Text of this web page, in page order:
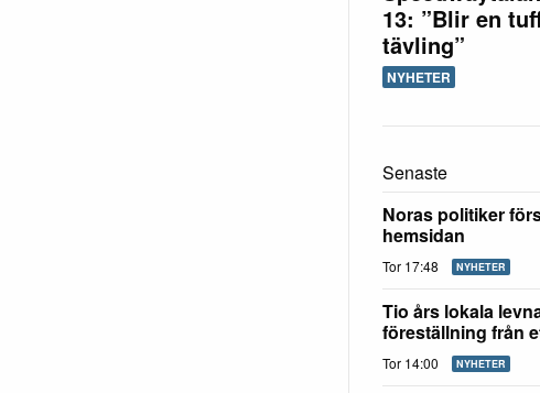
13: ”Blir en
tävling”
NYHETER
Senaste
Noras politiker
hemsidan
Tor 17:48 NYHETER
Tio års lokala
föreställning från
Tor 14:00 NYHETER